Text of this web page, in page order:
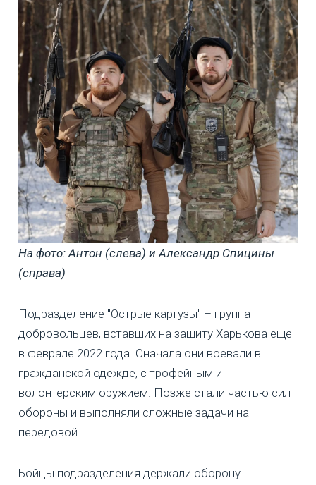
На фото: Антон (слева) и Александр Спицины
(справа)
Подразделение "Острые картузы" – группа
добровольцев, вставших на защиту Харькова еще
в феврале 2022 года. Сначала они воевали в
гражданской одежде, с трофейным и
волонтерским оружием. Позже стали частью сил
обороны и выполняли сложные задачи на
передовой.
Бойцы подразделения держали оборону